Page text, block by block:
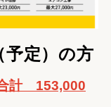
定）の方
計 153,000